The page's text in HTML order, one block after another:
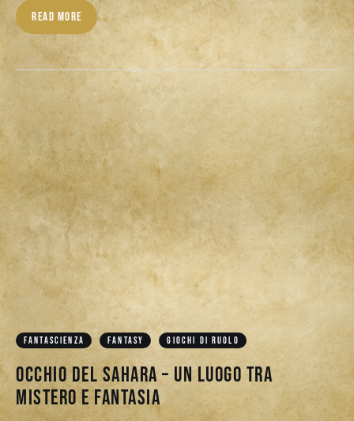
READ MORE
FANTASCIENZA FANTASY GIOCHI DI RUOLO
Occhio del Sahara – Un luogo tra
mistero e fantasia